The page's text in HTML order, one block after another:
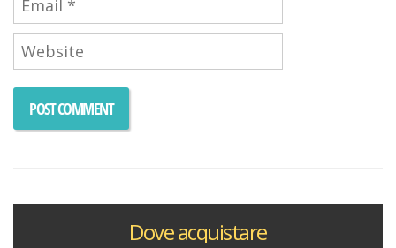
Dove acquistare